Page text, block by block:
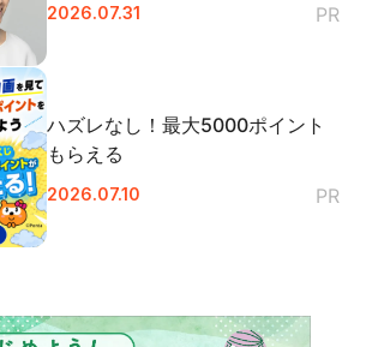
2026.07.31 PR
ハズレなし！最大5000ポイント
もらえる
2026.07.10 PR